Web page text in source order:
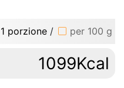
porzione / per 100 g
1099Kcal